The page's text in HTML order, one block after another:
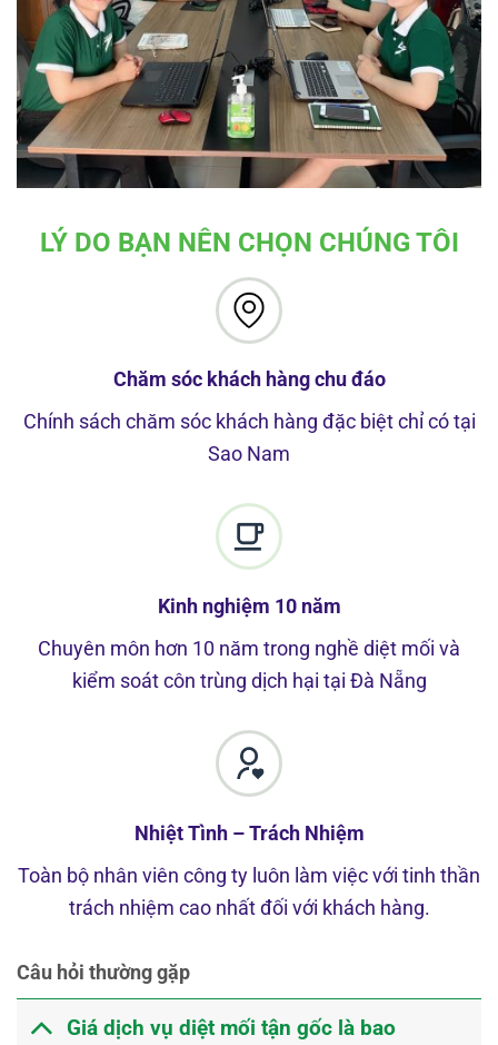
LÝ DO BẠN NÊN CHỌN CHÚNG TÔI
Chăm sóc khách hàng chu đáo
Chính sách chăm sóc khách hàng đặc biệt chỉ có tại
Sao Nam
Kinh nghiệm 10 năm
Chuyên môn hơn 10 năm trong nghề diệt mối và
kiểm soát côn trùng dịch hại tại Đà Nẵng
Nhiệt Tình – Trách Nhiệm
Toàn bộ nhân viên công ty luôn làm việc với tinh thần
trách nhiệm cao nhất đối với khách hàng.
Câu hỏi thường gặp
Giá dịch vụ diệt mối tận gốc là bao